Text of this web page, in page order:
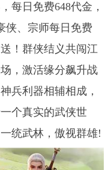
每日免费648代金，
侠、宗师每日免费
！群侠结义共闯江
，激活缘分飙升战
兵利器相辅相成，
个真实的武侠世
统武林，傲视群雄!